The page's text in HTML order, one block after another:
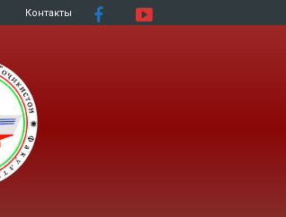
Контакты